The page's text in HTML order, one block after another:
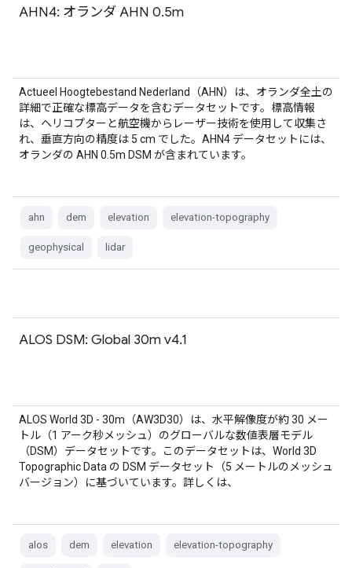
AHN4: オランダ AHN 0.5m
Actueel Hoogtebestand Nederland（AHN）は、オランダ全土の
詳細で正確な標高データを含むデータセットです。標高情報
は、ヘリコプターと航空機からレーザー技術を使用して収集さ
れ、垂直方向の精度は 5 cm でした。AHN4 データセットには、
オランダの AHN 0.5m DSM が含まれています。
ahn dem elevation elevation-topography
geophysical lidar
ALOS DSM: Global 30m v4.1
ALOS World 3D - 30m（AW3D30）は、水平解像度が約 30 メー
トル（1 アーク秒メッシュ）のグローバルな数値表層モデル
（DSM）データセットです。このデータセットは、World 3D
Topographic Data の DSM データセット（5 メートルのメッシュ
バージョン）に基づいています。詳しくは、
alos dem elevation elevation-topography